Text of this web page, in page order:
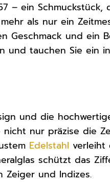
– ein Schmuckstück,
als nur ein
Geschmack und ein
und tauchen Sie ein
und die
nur präzise die
Edelstahl verleiht
schützt das
Zeiger und Indizes.